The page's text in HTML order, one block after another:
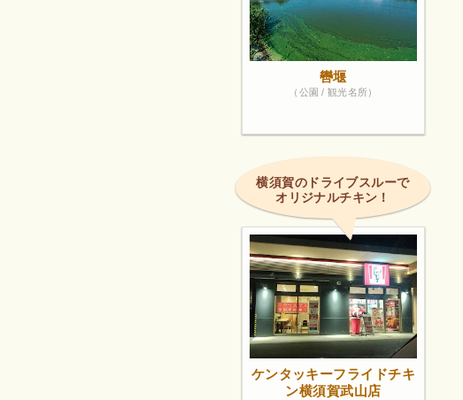
轡堰
（公園 / 観光名所）
横須賀のドライブスルーで
オリジナルチキン！
ケンタッキーフライドチキ
ン横須賀武山店